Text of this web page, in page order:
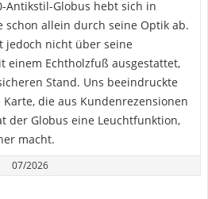
Antikstil-Globus hebt sich in
schon allein durch seine Optik ab.
jedoch nicht über seine
einem Echtholzfuß ausgestattet,
Stand. Uns beeindruckte
die aus Kundenrezensionen
der Globus eine Leuchtfunktion,
macht.
07/2026